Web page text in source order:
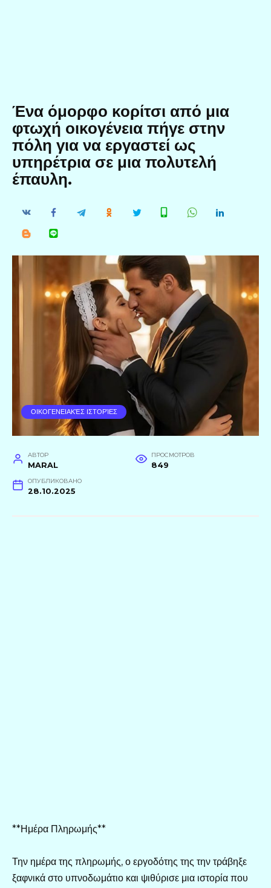
Ένα όμορφο κορίτσι από μια
φτωχή οικογένεια πήγε στην
πόλη για να εργαστεί ως
υπηρέτρια σε μια πολυτελή
έπαυλη.
ΟΙΚΟΓΕΝΕΙΑΚΈΣ ΙΣΤΟΡΊΕΣ
АВТОР
MARAL
ПРОСМОТРОВ
849
ОПУБЛИКОВАНО
28.10.2025
**Ημέρα Πληρωμής**
Την ημέρα της πληρωμής, ο εργοδότης της την τράβηξε
ξαφνικά στο υπνοδωμάτιο και ψιθύρισε μια ιστορία που